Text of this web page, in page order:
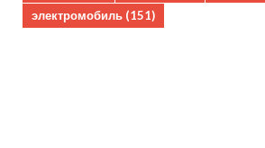
электромобиль (151)